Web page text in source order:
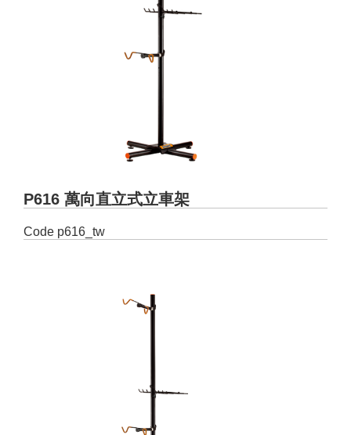
P616 萬向直立式立車架
Code p616_tw